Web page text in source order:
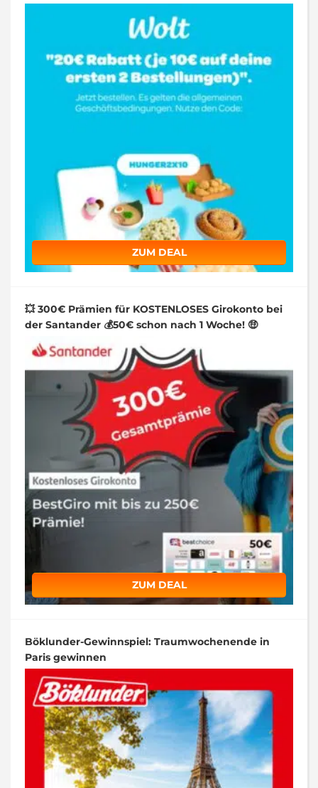
ZUM DEAL
💥 300€ Prämien für KOSTENLOSES Girokonto bei
der Santander 💰50€ schon nach 1 Woche! 🤑
ZUM DEAL
Böklunder-Gewinnspiel: Traumwochenende in
Paris gewinnen